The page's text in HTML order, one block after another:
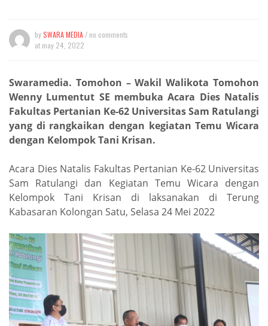
bySWARA MEDIA / no comments
at may 24, 2022
Swaramedia. Tomohon – Wakil Walikota Tomohon
Wenny Lumentut SE membuka Acara Dies Natalis
Fakultas Pertanian Ke-62 Universitas Sam Ratulangi
yang di rangkaikan dengan kegiatan Temu Wicara
dengan Kelompok Tani Krisan.
Acara Dies Natalis Fakultas Pertanian Ke-62 Universitas
Sam Ratulangi dan Kegiatan Temu Wicara dengan
Kelompok Tani Krisan di laksanakan di Terung
Kabasaran Kolongan Satu, Selasa 24 Mei 2022